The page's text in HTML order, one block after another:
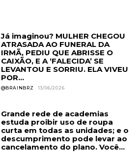
Já imaginou? MULHER CHEGOU
ATRASADA AO FUNERAL DA
IRMÃ, PEDIU QUE ABRISSE O
CAIXÃO, E A ‘FALECIDA’ SE
LEVANTOU E SORRIU. ELA VIVEU
POR...
@BRAINBRZ 13/06/2026
Grande rede de academias
estuda proibir uso de roupa
curta em todas as unidades; e o
descumprimento pode levar ao
cancelamento do plano. Você...